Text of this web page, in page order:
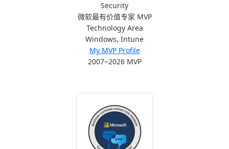
Security
微软最有价值专家 MVP
Technology Area
Windows, Intune
My MVP Profile
2007~2026 MVP